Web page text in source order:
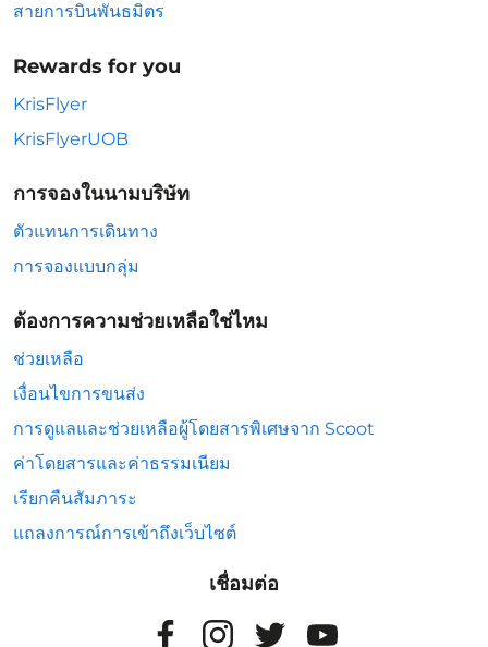
สายการบินพันธมิตร
Rewards for you
KrisFlyer
KrisFlyerUOB
การจองในนามบริษัท
ตัวแทนการเดินทาง
การจองแบบกลุ่ม
ต้องการความช่วยเหลือใช่ไหม
ช่วยเหลือ
เงื่อนไขการขนส่ง
การดูแลและช่วยเหลือผู้โดยสารพิเศษจาก Scoot
ค่าโดยสารและค่าธรรมเนียม
เรียกคืนสัมภาระ
แถลงการณ์การเข้าถึงเว็บไซต์
เชื่อมต่อ